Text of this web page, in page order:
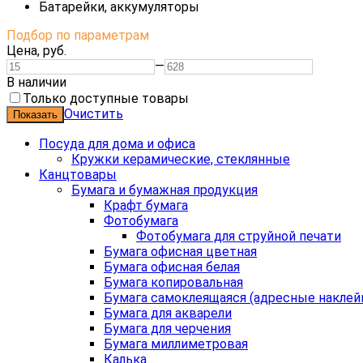
Батарейки, аккумуляторы
Подбор по параметрам
Цена, руб.
—
В наличии
Только доступные товары
Очистить
Посуда для дома и офиса
Кружки керамические, стеклянные
Канцтовары
Бумага и бумажная продукция
Крафт бумага
Фотобумага
Фотобумага для струйной печати
Бумага офисная цветная
Бумага офисная белая
Бумага копировальная
Бумага самоклеящаяся (адресные
Бумага для акварели
Бумага для черчения
Бумага миллиметровая
Калька